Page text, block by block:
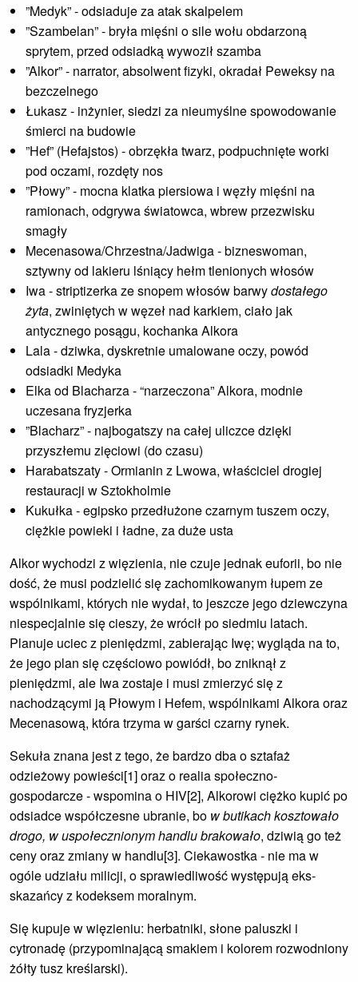
”Medyk” - odsiaduje za atak skalpelem
”Szambelan” - bryła mięśni o sile wołu obdarzoną
sprytem, przed odsiadką wywoził szamba
”Alkor” - narrator, absolwent fizyki, okradał Peweksy na
bezczelnego
Łukasz - inżynier, siedzi za nieumyślne spowodowanie
śmierci na budowie
”Hef” (Hefajstos) - obrzękła twarz, podpuchnięte worki
pod oczami, rozdęty nos
”Płowy” - mocna klatka piersiowa i węzły mięśni na
ramionach, odgrywa światowca, wbrew przezwisku
smagły
Mecenasowa/Chrzestna/Jadwiga - bizneswoman,
sztywny od lakieru lśniący hełm tlenionych włosów
Iwa - striptizerka ze snopem włosów barwydostałego
żyta, zwiniętych w węzeł nad karkiem, ciało jak
antycznego posągu, kochanka Alkora
Lala - dziwka, dyskretnie umalowane oczy, powód
odsiadki Medyka
Elka od Blacharza - “narzeczona” Alkora, modnie
uczesana fryzjerka
”Blacharz” - najbogatszy na całej uliczce dzięki
przyszłemu zięciowi (do czasu)
Harabatszaty - Ormianin z Lwowa, właściciel drogiej
restauracji w Sztokholmie
Kukułka - egipsko przedłużone czarnym tuszem oczy,
ciężkie powieki i ładne, za duże usta
Alkor wychodzi z więzienia, nie czuje jednak euforii, bo nie
dość, że musi podzielić się zachomikowanym łupem ze
wspólnikami, których nie wydał, to jeszcze jego dziewczyna
niespecjalnie się cieszy, że wrócił po siedmiu latach.
Planuje uciec z pieniędzmi, zabierając Iwę; wygląda na to,
że jego plan się częściowo powiódł, bo zniknął z
pieniędzmi, ale Iwa zostaje i musi zmierzyć się z
nachodzącymi ją Płowym i Hefem, wspólnikami Alkora oraz
Mecenasową, która trzyma w garści czarny rynek.
Sekuła znana jest z tego, że bardzo dba o sztafaż
odzieżowy powieści[1] oraz o realia społeczno-
gospodarcze - wspomina o HIV[2], Alkorowi ciężko kupić po
odsiadce współczesne ubranie, bo w butikach kosztowało
drogo, w uspołecznionym handlu brakowało, dziwią go też
ceny oraz zmiany w handlu[3]. Ciekawostka - nie ma w
ogóle udziału milicji, o sprawiedliwość występują eks-
skazańcy z kodeksem moralnym.
Się kupuje w więzieniu: herbatniki, słone paluszki i
cytronadę (przypominającą smakiem i kolorem rozwodniony
żółty tusz kreślarski).